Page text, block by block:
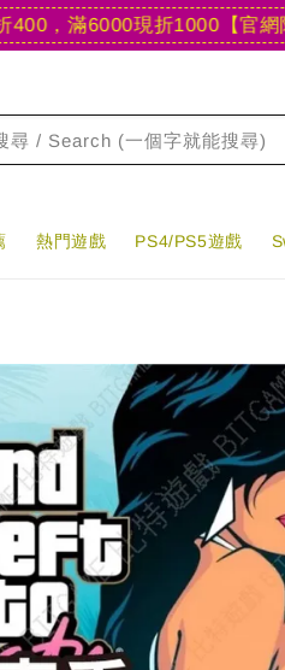
滿6000現折1000【官網限定
尋 / Search (一個字就能搜尋)
熱門遊戲 PS4/PS5遊戲